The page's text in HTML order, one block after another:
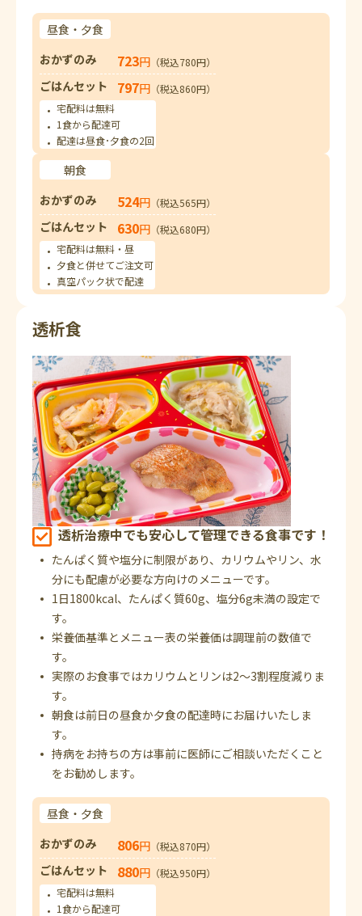
昼食・夕食
おかずのみ
723円 （税込780円）
ごはんセット 797円 （税込860円）
宅配料は無料
1食から配達可
配達は昼食･夕食の2回
朝食
おかずのみ
524円 （税込565円）
ごはんセット 630円 （税込680円）
宅配料は無料・昼
夕食と併せてご注文可
真空パック状で配達
透析食
透析治療中でも安心して管理できる食事です！
たんぱく質や塩分に制限があり、カリウムやリン、水
分にも配慮が必要な方向けのメニューです。
1日1800kcal、たんぱく質60g、塩分6g未満の設定で
す。
栄養価基準とメニュー表の栄養価は調理前の数値で
す。
実際のお食事ではカリウムとリンは2～3割程度減りま
す。
朝食は前日の昼食か夕食の配達時にお届けいたしま
す。
持病をお持ちの方は事前に医師にご相談いただくこと
をお勧めします。
昼食・夕食
おかずのみ
806円 （税込870円）
ごはんセット 880円 （税込950円）
宅配料は無料
1食から配達可